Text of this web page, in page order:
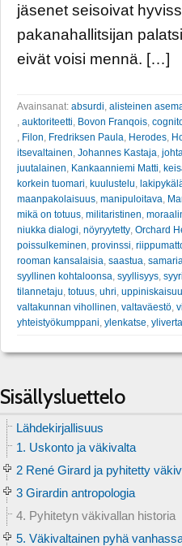
jäsenet seisoivat
pakanahallitsijan
eivät voisi mennä. […]
Avainsanat: absurdi, alisteinen
, auktoriteetti, Bovon Franqois,
, Filon, Fredriksen Paula, Herodes,
itsevaltainen, Johannes Kastaja,
juutalainen, Kankaanniemi Matti,
korkein tuomari, kuulustelu,
maanpakolaisuus, manipuloitava,
mikä on totuus, militaristinen,
niukka dialogi, nöyryytetty, Orchard
poissulkeminen, provinssi,
rooman kansalaisia, saastua,
syyllinen kohtaloonsa, syyllisyys,
tilannetaju, totuus, uhri,
valtakunnan vihollinen, valtaväestö,
yhteistyökumppani, ylenkatse,
Sisällysluettelo
Lähdekirjallisuus
1. Uskonto ja väkivalta
2 René Girard ja pyhitetty
3 Girardin antropologia
4. Pyhitetyn väkivallan historia
5. Väkivaltainen pyhä